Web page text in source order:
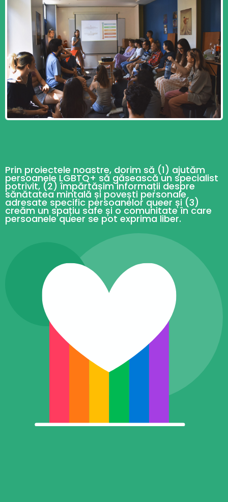
Prin proiectele noastre, dorim să (1) ajutăm
persoanele LGBTQ+ să găsească un specialist
potrivit, (2) împărtășim informații despre
sănătatea mintală și povești personale
adresate specific persoanelor queer și (3)
creăm un spațiu safe și o comunitate în care
persoanele queer se pot exprima liber.